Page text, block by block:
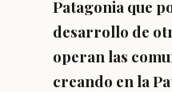
Patagonia que
desarrollo de
operan las
creando en la